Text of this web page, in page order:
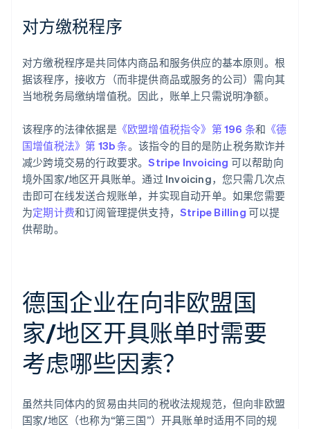
对方缴税程序
对方缴税程序是共同体内商品和服务供应的基本原则。根
据该程序，接收方（而非提供商品或服务的公司）需向其
当地税务局缴纳增值税。因此，账单上只需说明净额。
该程序的法律依据是《欧盟增值税指令》第 196 条和 《德
国增值税法》第 13b 条。该指令的目的是防止税务欺诈并
减少跨境交易的行政要求。Stripe Invoicing 可以帮助向
境外国家/地区开具账单。通过 Invoicing，您只需几次点
击即可在线发送合规账单，并实现自动开单。如果您需要
为定期计费和订阅管理提供支持，Stripe Billing 可以提
供帮助。
德国企业在向非欧盟国
家/地区开具账单时需要
考虑哪些因素？
虽然共同体内的贸易由共同的税收法规规范，但向非欧盟
国家/地区（也称为“第三国”）开具账单时适用不同的规